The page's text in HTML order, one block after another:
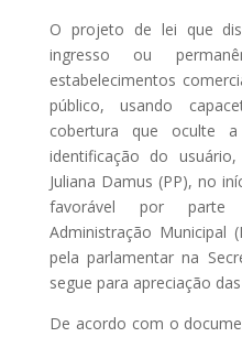
O projeto de lei que
ingresso ou
estabelecimentos
público, usando
cobertura que oculte
identificação do
Juliana Damus (PP), no
favorável por parte
Administração
pela parlamentar na
segue para apreciação
De acordo com o